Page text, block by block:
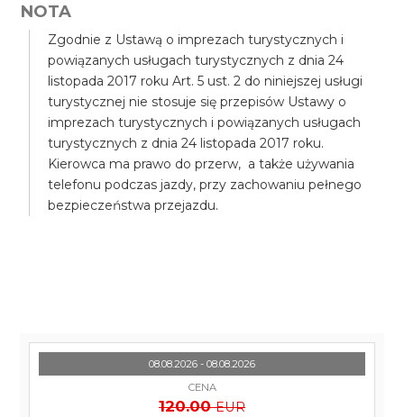
NOTA
Zgodnie z Ustawą o imprezach turystycznych i
powiązanych usługach turystycznych z dnia 24
listopada 2017 roku Art. 5 ust. 2 do niniejszej usługi
turystycznej nie stosuje się przepisów Ustawy o
imprezach turystycznych i powiązanych usługach
turystycznych z dnia 24 listopada 2017 roku.
Kierowca ma prawo do przerw, a także używania
telefonu podczas jazdy, przy zachowaniu pełnego
bezpieczeństwa przejazdu.
08.08.2026 - 08.08.2026
CENA
120.00 EUR